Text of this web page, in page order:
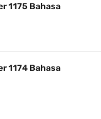
Penanggung Jawab
Poster Bountynya
1175 Bahasa
1174 Bahasa